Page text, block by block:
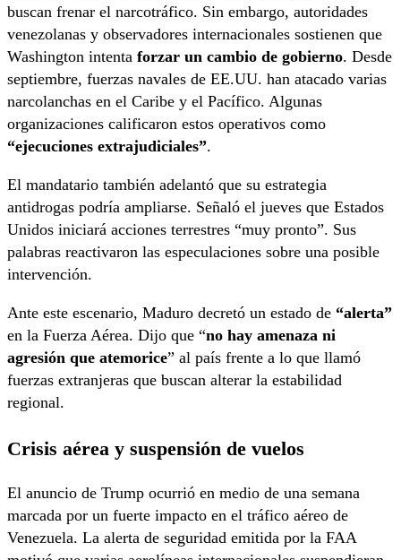
buscan frenar el narcotráfico. Sin embargo, autoridades
venezolanas y observadores internacionales sostienen que
Washington intenta forzar un cambio de gobierno. Desde
septiembre, fuerzas navales de EE.UU. han atacado varias
narcolanchas en el Caribe y el Pacífico. Algunas
organizaciones calificaron estos operativos como
“ejecuciones extrajudiciales”.
El mandatario también adelantó que su estrategia
antidrogas podría ampliarse. Señaló el jueves que Estados
Unidos iniciará acciones terrestres “muy pronto”. Sus
palabras reactivaron las especulaciones sobre una posible
intervención.
Ante este escenario, Maduro decretó un estado de “alerta”
en la Fuerza Aérea. Dijo que “no hay amenaza ni
agresión que atemorice” al país frente a lo que llamó
fuerzas extranjeras que buscan alterar la estabilidad
regional.
Crisis aérea y suspensión de vuelos
El anuncio de Trump ocurrió en medio de una semana
marcada por un fuerte impacto en el tráfico aéreo de
Venezuela. La alerta de seguridad emitida por la FAA